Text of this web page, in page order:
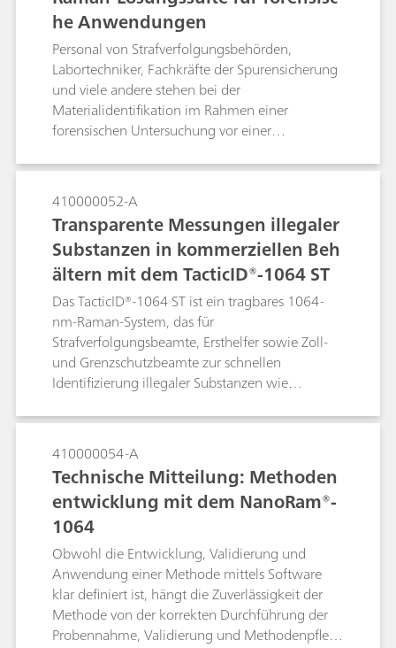
Kriminalromane. Glücklicherweise sind
inzwischen moderne, tragbare Raman-
Spektrometer im Handel erhältlich und ihre
Gerätefunktionen sind durchaus vergleichbar
mit denen von Raman-Laborspektrometern.Um
dies zu belegen, wurden sie in einigen
aussergewöhnlich anspruchsvollen und
herausfordernden Anwendungsfällen getestet,
angebracht sein könnte.
he Anwendungen
Personal von Strafverfolgungsbehörden,
Labortechniker, Fachkräfte der Spurensicherung
und viele andere stehen bei der
Materialidentifikation im Rahmen einer
forensischen Untersuchung vor einer
verwenden Techniker mehrere
Identifikationsverfahren, um für verschiedene
forensische Proben Resultate zu erhalten.
Bestimmte Technologien eignen sich
hervorragend für eine genaue Identifikation im
Labor, doch viele Technologien wie die Raman-
Spektroskopie können sowohl direkt vor Ort als
auch im Labor erfolgreich zur Identifikation
mehrerer forensischer Probentypen eingesetzt
werden. Die Raman-Spektroskopie wird von der
Scientific Working Group for the Analysis of
Seized Drugs (Wissenschaftliche Arbeitsgruppe
für die Analyse sichergestellter Drogen) als
(SWGDRUG; Version 7.1, 2016).
410000052-A
Transparente Messungen illegaler
Substanzen in kommerziellen Beh
ältern mit dem TacticID®-1064 ST
Das TacticID®-1064 ST ist ein tragbares 1064-
nm-Raman-System, das für
Strafverfolgungsbeamte, Ersthelfer sowie Zoll-
und Grenzschutzbeamte zur schnellen
Identifizierung illegaler Substanzen wie
verdächtiger Materialien im Feld entwickelt
wurde. Das TacticID-1064 ST ist speziell mit
einer durchsichtigen Raman-Funktionalität
ausgestattet, um Materialien sowohl durch
transparente als auch durch undurchsichtige
Behälter hindurch zu messen. Diese Messungen
durch die Barriere machen die aktive
Probenahme potenziell gefährlicher
Verbindungen wie Fentanyl überflüssig, was zu
sichereren Abläufen und kürzeren Wartezeiten
auf eindeutige Ergebnisse führt.
410000054-A
Technische Mitteilung: Methoden
entwicklung mit dem NanoRam®-
1064
Obwohl die Entwicklung, Validierung und
Anwendung einer Methode mittels Software
klar definiert ist, hängt die Zuverlässigkeit der
Methode von der korrekten Durchführung der
Probennahme, Validierung und Methodenpflege